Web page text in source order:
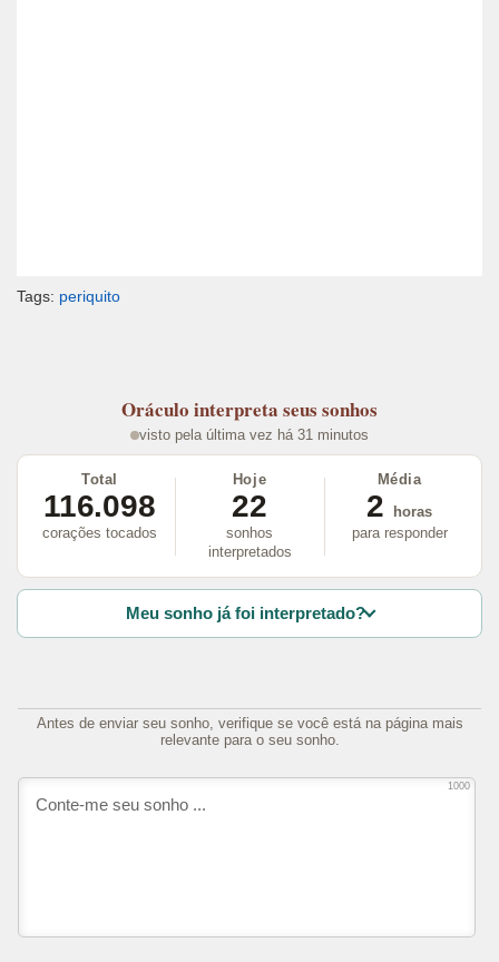
Tags: periquito
Oráculo interpreta seus sonhos
visto pela última vez há 31 minutos
Total
116.098
corações tocados
Hoje
22
sonhos
interpretados
Média
2
horas
para responder
Meu sonho já foi interpretado?
Antes de enviar seu sonho, verifique se você está na página mais
relevante para o seu sonho.
1000